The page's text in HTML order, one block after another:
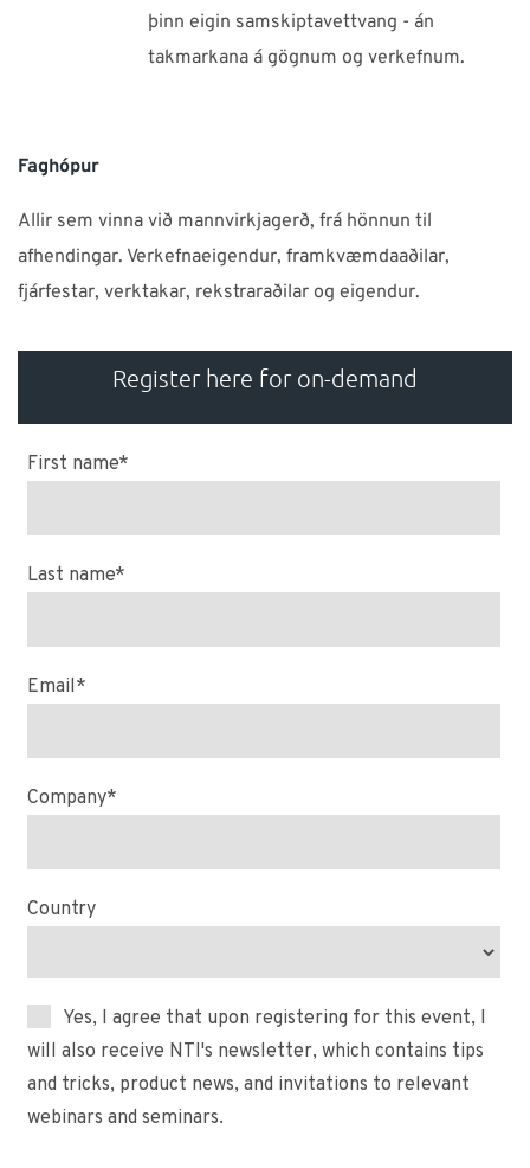
þinn eigin samskiptavettvang - án
takmarkana á gögnum og verkefnum.
Faghópur
Allir sem vinna við mannvirkjagerð, frá hönnun til
afhendingar. Verkefnaeigendur, framkvæmdaaðilar,
fjárfestar, verktakar, rekstraraðilar og eigendur.
Register here for on-demand